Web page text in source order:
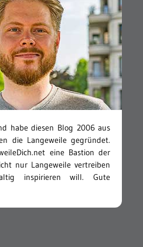
habe diesen Blog 2006 aus
die Langeweile gegründet.
eine Bastion der
nur Langeweile vertreiben
inspirieren will. Gute